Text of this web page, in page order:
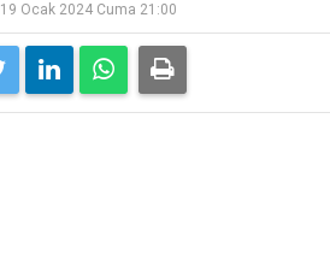
19 Ocak 2024 Cuma 21:00